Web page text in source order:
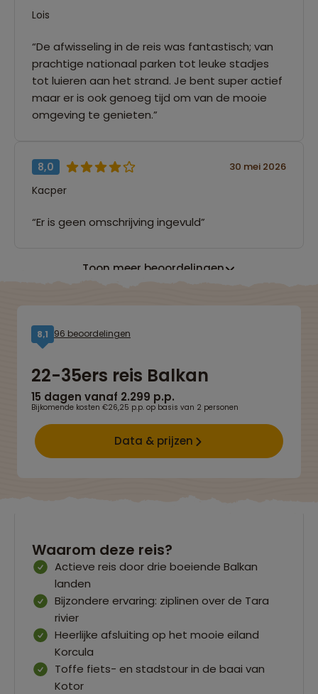
Lois
“De afwisseling in de reis was fantastisch; van
prachtige nationaal parken tot leuke stadjes
tot luieren aan het strand. Je bent super actief
maar er is ook genoeg tijd om van de mooie
omgeving te genieten.”
8,0 30 mei 2026
Kacper
“Er is geen omschrijving ingevuld”
Toon meer beoordelingen
8,1 96 beoordelingen
22-35ers reis Balkan
15 dagen vanaf 2.299 p.p.
Bijkomende kosten €26,25 p.p. op basis van 2 personen
Data & prijzen
Waarom deze reis?
Actieve reis door drie boeiende Balkan
landen
Bijzondere ervaring: ziplinen over de Tara
rivier
Heerlijke afsluiting op het mooie eiland
Korcula
Toffe fiets- en stadstour in de baai van
Kotor